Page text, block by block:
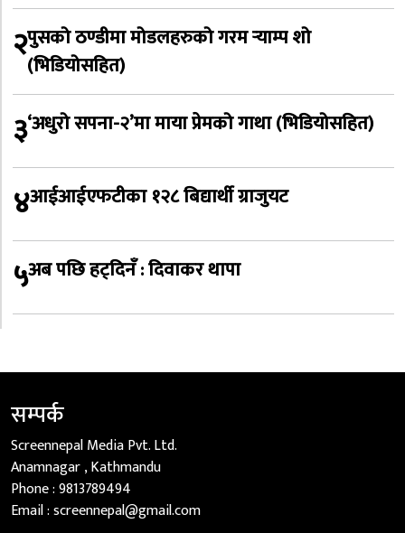
२पुसको ठण्डीमा मोडलहरुको गरम र्‍याम्प शो
(भिडियोसहित)
३‘अधुरो सपना-२’मा माया प्रेमको गाथा (भिडियोसहित)
४आईआईएफटीका १२८ बिद्यार्थी ग्राजुयट
५अब पछि हट्दिनँ : दिवाकर थापा
सम्पर्क
Screennepal Media Pvt. Ltd.
Anamnagar , Kathmandu
Phone :9813789494
Email :screennepal@gmail.com